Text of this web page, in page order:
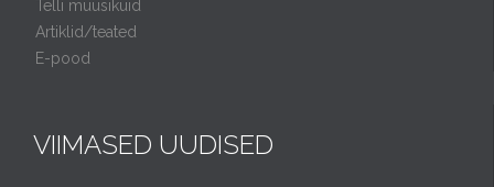
Telli muusikuid
Artiklid/teated
E-pood
VIIMASED UUDISED